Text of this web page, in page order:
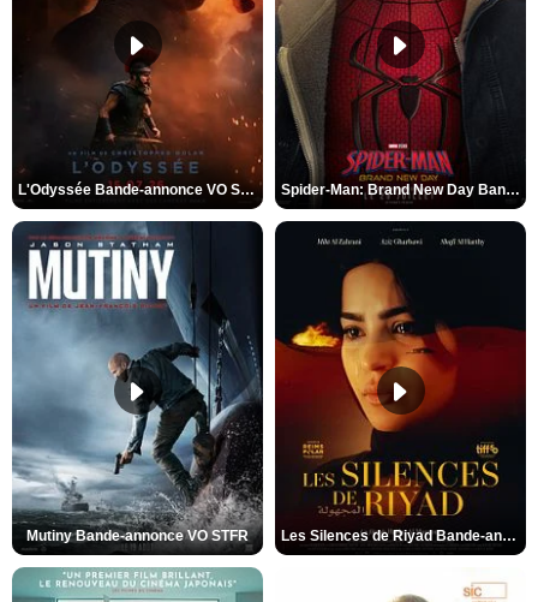
L'Odyssée Bande-annonce VO STFR Spider-Man: Brand New Day Bande-annonce VO STFR
Mutiny Bande-annonce VO STFR Les Silences de Riyad Bande-annonce VO STFR